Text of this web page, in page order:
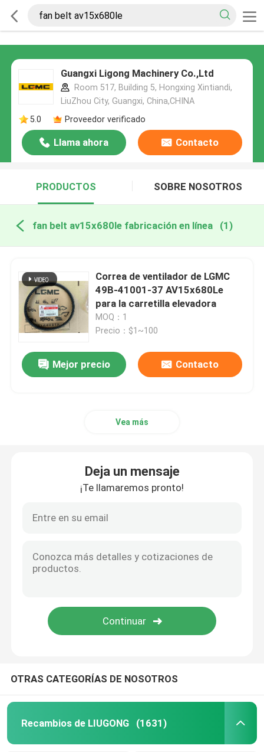
Guangxi Ligong Machinery Co.,Ltd
Room 517, Building 5, Hongxing Xintiandi,
LiuZhou City, Guangxi, China,CHINA
5.0
Proveedor verificado
Llama ahora Contacto
PRODUCTOS SOBRE NOSOTROS
fan belt av15x680le fabricación en línea (1)
Correa de ventilador de LGMC
49B-41001-37 AV15x680Le
para la carretilla elevadora
MOQ：1
Precio：$1~100
Mejor precio Contacto
Vea más
Deja un mensaje
¡Te llamaremos pronto!
OTRAS CATEGORÍAS DE NOSOTROS
Recambios de LIUGONG (1631)